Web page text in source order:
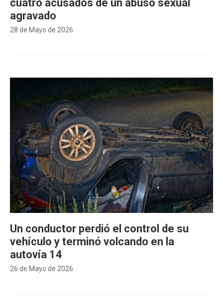
28 de Mayo de 2026
cuatro acusados de un abuso sexual
agravado
26 de Mayo de 2026
Un conductor perdió el control de su
vehículo y terminó volcando en la
autovía 14